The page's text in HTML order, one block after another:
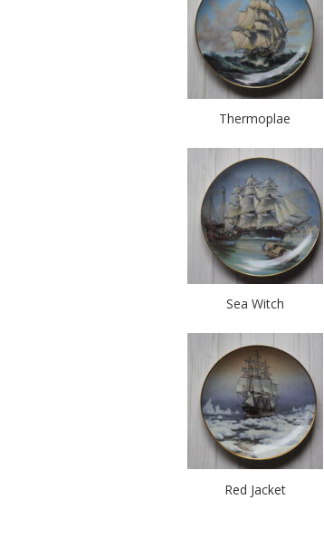
Thermoplae
Sea Witch
Red Jacket